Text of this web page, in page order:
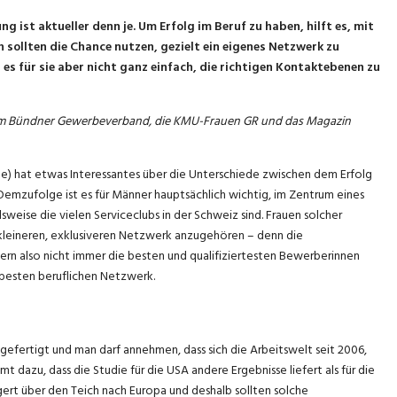
ist aktueller denn je. Um Erfolg im Beruf zu haben, hilft es, mit
die Chance nutzen, gezielt ein eigenes Netzwerk zu
für sie aber nicht ganz einfach, die richtigen Kontaktebenen zu
Gewerbeverband, die KMU-Frauen GR und das Magazin
hat etwas Interessantes über die Unterschiede zwischen dem Erfolg
ist es für Männer hauptsächlich wichtig, im Zentrum eines
die vielen Serviceclubs in der Schweiz sind. Frauen solcher
exklusiveren Netzwerk anzugehören – denn die
also nicht immer die besten und qualifiziertesten Bewerberinnen
beruflichen Netzwerk.
und man darf annehmen, dass sich die Arbeitswelt seit 2006,
dazu, dass die Studie für die USA andere Ergebnisse liefert als für die
über den Teich nach Europa und deshalb sollten solche